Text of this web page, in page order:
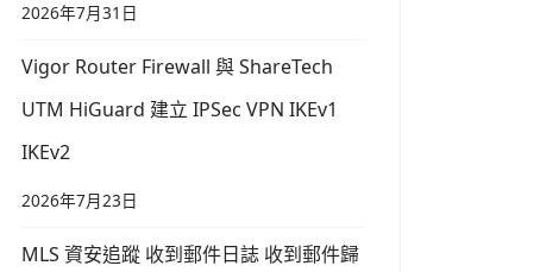
2026年7月31日
Vigor Router Firewall 與 ShareTech
UTM HiGuard 建立 IPSec VPN IKEv1
IKEv2
2026年7月23日
MLS 資安追蹤 收到郵件日誌 收到郵件歸